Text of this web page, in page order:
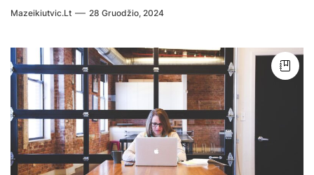
Mazeikiutvic.lt 28 Gruodžio, 2024